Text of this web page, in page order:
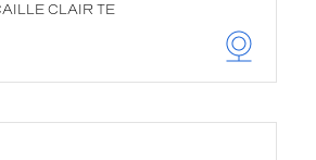
CLAIR TE